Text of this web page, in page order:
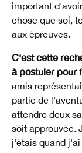
important
chose que soi,
aux épreuves.
C'est cette
à postuler pour
amis
partie de
attendre deux
soit approuvée.
j'étais quand